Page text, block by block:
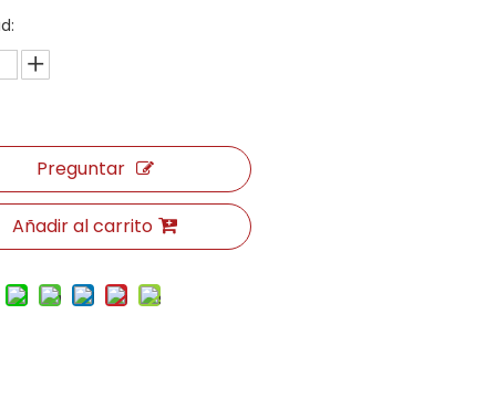
Preguntar
Añadir al carrito